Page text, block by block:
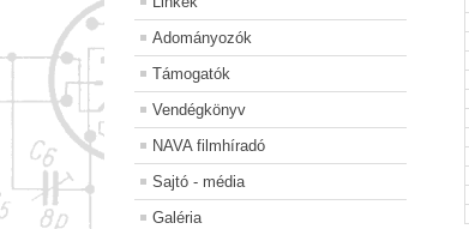
Adományozók
Támogatók
Vendégkönyv
NAVA filmhíradó
Sajtó - média
Galéria